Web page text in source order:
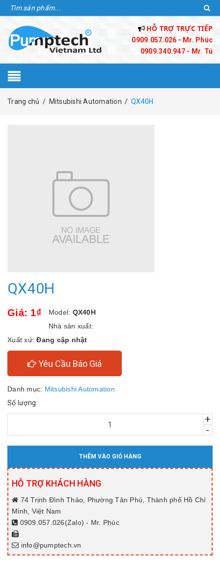
HỖ TRỢ TRỰC TIẾP
0909.057.026 - Mr. Phúc
0909.340.947 - Mr. Tú
Trang chủ / Mitsubishi Automation / QX40H
QX40H
Giá: 1₫ Model: QX40H
Nhà sản xuất:
Xuất xứ:Đang cập nhật
Yêu Cầu Báo Giá
Danh mục: Mitsubishi Automation
Số lượng:
+
-
THÊM VÀO GIỎ HÀNG
HỖ TRỢ KHÁCH HÀNG
74 Trịnh Đình Thảo, Phường Tân Phú, Thành phố Hồ Chí
Minh, Việt Nam
0909.057.026(Zalo) - Mr. Phúc
info@pumptech.vn